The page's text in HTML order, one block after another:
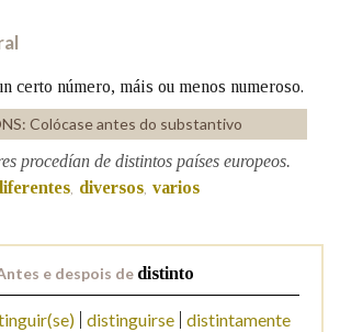
DE BUSCA
certo número, máis ou menos numeroso.
Colócase antes do substantivo
procedían de distintos países europeos.
, diversos, varios
e despois de distinto
distinguirse distintamente